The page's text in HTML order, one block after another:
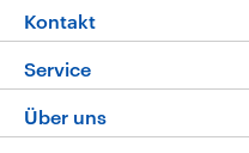
Die Nachrichten
Nachrichtenleicht
Neue Beiträge auf
Livestream
Podcasts
Deutschlandfunk
Kontakt
Hörerservice
Service
FAQ
Über uns